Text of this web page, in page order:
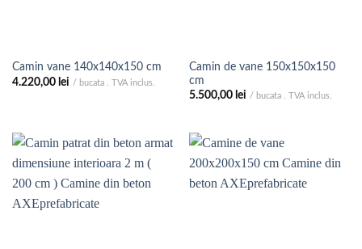
Camin vane 140x140x150 cm
4.220,00 lei / bucata . TVA inclus.
Camin de vane 150x150x150
cm
5.500,00 lei / bucata . TVA inclus.